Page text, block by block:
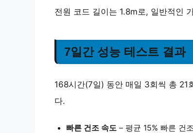
전원 코드 길이는 1.8m로, 일반적인
7일간 성능 테스트 결과
168시간(7일) 동안 매일 3회씩 총 21
다.
빠른 건조 속도 – 평균 15% 빠른 건